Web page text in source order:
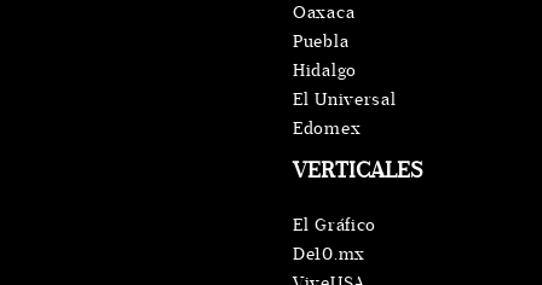
VERTICALES
El Gráfico
De10.mx
Oaxaca
Puebla
Hidalgo
El Universal
Edomex